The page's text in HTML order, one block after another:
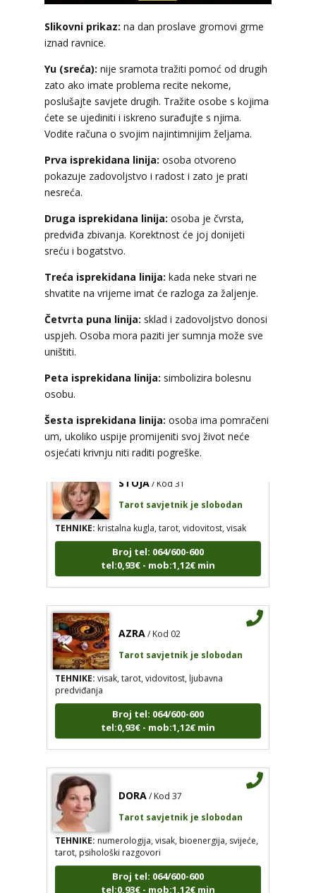
Slikovni prikaz: na dan proslave gromovi grme
iznad ravnice.
Yu (sreća): nije sramota tražiti pomoć od drugih
zato ako imate problema recite nekome,
poslušajte savjete drugih. Tražite osobe s kojima
ćete se ujediniti i iskreno surađujte s njima.
Vodite računa o svojim najintimnijim željama.
Prva isprekidana linija: osoba otvoreno
pokazuje zadovoljstvo i radost i zato je prati
nesreća.
Druga isprekidana linija: osoba je čvrsta,
predviđa zbivanja. Korektnost će joj donijeti
sreću i bogatstvo.
Treća isprekidana linija: kada neke stvari ne
shvatite na vrijeme imat će razloga za žaljenje.
Četvrta puna linija: sklad i zadovoljstvo donosi
uspjeh. Osoba mora paziti jer sumnja može sve
uništiti.
Peta isprekidana linija: simbolizira bolesnu
osobu.
Šesta isprekidana linija: osoba ima pomračeni
um, ukoliko uspije promijeniti svoj život neće
osjećati krivnju niti raditi pogreške.
Tarot savjetnik je zauzet
TEHNIKE:
Broj tel: 064/600-600
tel:0,93€ - mob:1,12€ min
VESNA / Kod 05
Tarot savjetnik je zauzet
TEHNIKE:
numerologija, anđeoski i ljubavni tarot,
visak, yi ching, knjiga promjena mudrosti, rune,
TEHNIKE:kristalna kugla, tarot, vidovitost, visak
Broj tel: 064/600-600
tel:0,93€ - mob:1,12€ min
TEHNIKE:visak, tarot, vidovitost, ljubavna
predviđanja
Broj tel: 064/600-600
tel:0,93€ - mob:1,12€ min
TEHNIKE:numerologija, visak, bioenergija, svijeće,
tarot, psihološki razgovori
Broj tel: 064/600-600
tel:0,93€ - mob:1,12€ min